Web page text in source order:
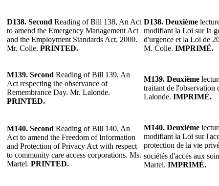
D138. Second Reading of Bill 138, An Act
to amend the Emergency Management Act
and the Employment Standards Act, 2000.
Mr. Colle. PRINTED.
D138. Deuxième
modifiant la Loi sur la
d'urgence et la Loi de
M. Colle. IMPRIMÉ.
M139. Second Reading of Bill 139, An
Act respecting the observance of
Remembrance Day. Mr. Lalonde.
PRINTED.
M139. Deuxième
traitant de
Lalonde. IMPRIMÉ.
M140. Second Reading of Bill 140, An
Act to amend the Freedom of Information
and Protection of Privacy Act with respect
to community care access corporations. Ms.
Martel. PRINTED.
M140. Deuxième
modifiant la Loi sur
protection de la vie
sociétés d'accès aux
Martel. IMPRIMÉ.